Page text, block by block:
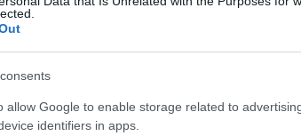
allow Google to enable storage related to
identifiers in apps.
του Τ.Μ.Σ. πρόκειται να συνεχιστούν και
τριήμερο εκδηλώσεων από 1 έως και 3
2023 διοργανώνεται και Επετειακή Ημερίδα